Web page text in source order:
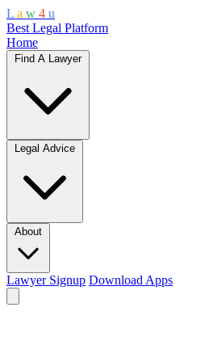
L a w 4 u
Best Legal Platform
Home
Find A Lawyer
Legal Advice
About
Lawyer Signup Download Apps